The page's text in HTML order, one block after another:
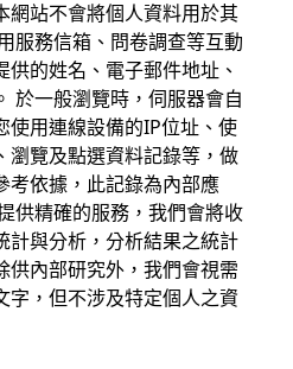
網站不會將個人資料用於其
服務信箱、問卷調查等互動
的姓名、電子郵件地址、
於一般瀏覽時，伺服器會自
使用連線設備的IP位址、使
瀏覽及點選資料記錄等，做
考依據，此記錄為內部應
供精確的服務，我們會將收
計與分析，分析結果之統計
供內部研究外，我們會視需
字，但不涉及特定個人之資